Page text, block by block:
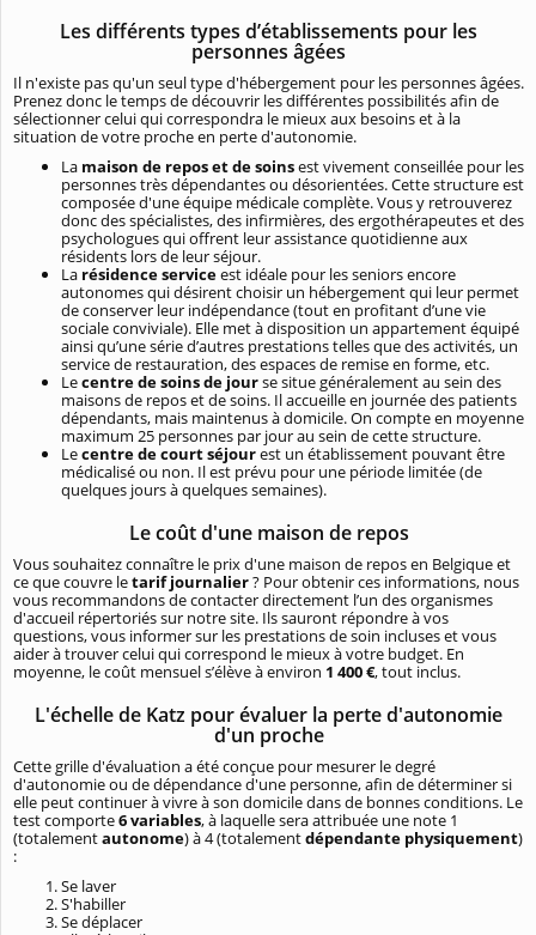
Les différents types d’établissements pour les
personnes âgées
Il n'existe pas qu'un seul type d'hébergement pour les personnes âgées.
Prenez donc le temps de découvrir les différentes possibilités afin de
sélectionner celui qui correspondra le mieux aux besoins et à la
situation de votre proche en perte d'autonomie.
La maison de repos et de soinsest vivement conseillée pour les
personnes très dépendantes ou désorientées. Cette structure est
composée d'une équipe médicale complète. Vous y retrouverez
donc des spécialistes, des infirmières, des ergothérapeutes et des
psychologues qui offrent leur assistance quotidienne aux
résidents lors de leur séjour.
La résidence serviceest idéale pour les seniors encore
autonomes qui désirent choisir un hébergement qui leur permet
de conserver leur indépendance (tout en profitant d’une vie
sociale conviviale). Elle met à disposition un appartement équipé
ainsi qu’une série d’autres prestations telles que des activités, un
service de restauration, des espaces de remise en forme, etc.
Lecentre de soins de jourse situe généralement au sein des
maisons de repos et de soins. Il accueille en journée des patients
dépendants, mais maintenus à domicile. On compte en moyenne
maximum 25 personnes par jour au sein de cette structure.
Lecentre de court séjourest un établissement pouvant être
médicalisé ou non. Il est prévu pour une période limitée (de
quelques jours à quelques semaines).
Le coût d'une maison de repos
Vous souhaitez connaître le prix d'une maison de repos en Belgique et
ce que couvre letarif journalier? Pour obtenir ces informations, nous
vous recommandons de contacter directement l’un des organismes
d'accueil répertoriés sur notre site. Ils sauront répondre à vos
questions, vous informer sur les prestations de soin incluses et vous
aider à trouver celui qui correspond le mieux à votre budget. En
moyenne, le coût mensuel s’élève à environ 1 400 €, tout inclus.
L'échelle de Katz pour évaluer la perte d'autonomie
d'un proche
Cette grille d'évaluation a été conçue pour mesurer le degré
d'autonomie ou de dépendance d'une personne, afin de déterminer si
elle peut continuer à vivre à son domicile dans de bonnes conditions. Le
test comporte6 variables, à laquelle sera attribuée une note 1
(totalementautonome) à 4 (totalementdépendante physiquement)
:
Se laver
S'habiller
Se déplacer